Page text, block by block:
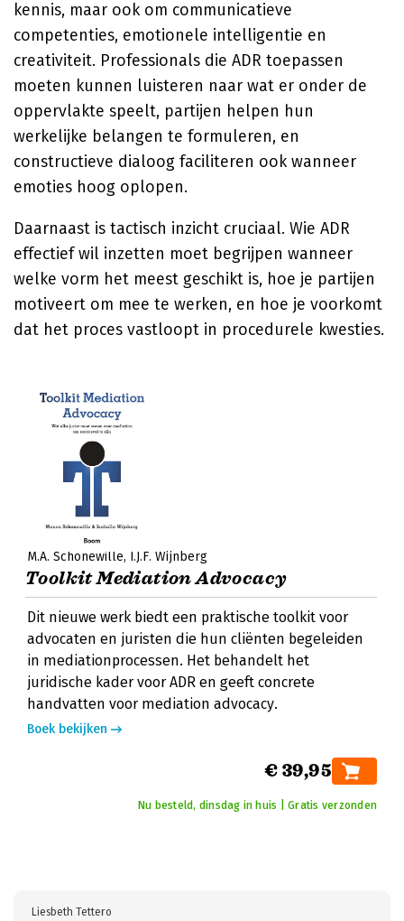
kennis, maar ook om communicatieve
competenties, emotionele intelligentie en
creativiteit. Professionals die ADR toepassen
moeten kunnen luisteren naar wat er onder de
oppervlakte speelt, partijen helpen hun
werkelijke belangen te formuleren, en
constructieve dialoog faciliteren ook wanneer
emoties hoog oplopen.
Daarnaast is tactisch inzicht cruciaal. Wie ADR
effectief wil inzetten moet begrijpen wanneer
welke vorm het meest geschikt is, hoe je partijen
motiveert om mee te werken, en hoe je voorkomt
dat het proces vastloopt in procedurele kwesties.
M.A. Schonewille I.J.F. Wijnberg
Toolkit Mediation Advocacy
Dit nieuwe werk biedt een praktische toolkit voor
advocaten en juristen die hun cliënten begeleiden
in mediationprocessen. Het behandelt het
juridische kader voor ADR en geeft concrete
handvatten voor mediation advocacy.
Boek bekijken
€ 39,95
Nu besteld, dinsdag in huis | Gratis verzonden
Liesbeth Tettero